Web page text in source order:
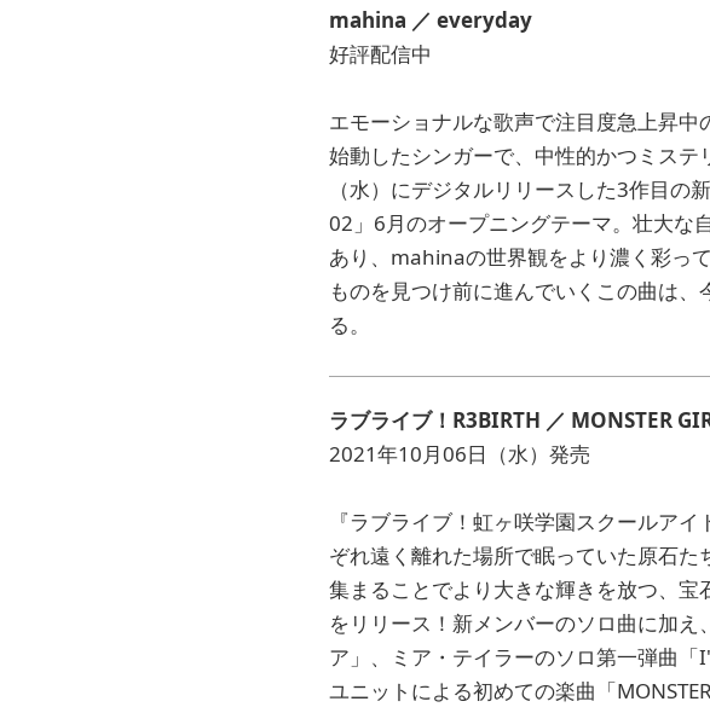
mahina ／ everyday
好評配信中
エモーショナルな歌声で注目度急上昇
始動したシンガーで、中性的かつミス
（水）にデジタルリリースした3作目
02」6月のオープニングテーマ。壮大な
あり、mahinaの世界観をより濃く彩っ
ものを見つけ前に進んでいくこの曲は
る。
ラブライブ！R3BIRTH ／ MONSTER
2021年10月06日（水）発売
『ラブライブ！虹ヶ咲学園スクールア
ぞれ遠く離れた場所で眠っていた原石
集まることでより大きな輝きを放つ、宝
をリリース！新メンバーのソロ曲に加
ア」、ミア・テイラーのソロ第一弾曲
ユニットによる初めての楽曲「